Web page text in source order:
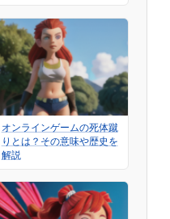
オンラインゲームの死体蹴
りとは？その意味や歴史を
解説